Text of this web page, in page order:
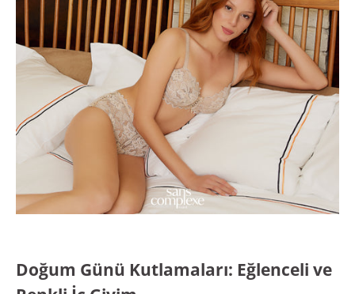
Doğum Günü Kutlamaları: Eğlenceli ve